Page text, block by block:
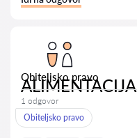
Obiteljsko pravo
ALIMENTACIJA
1 odgovor
Obiteljsko pravo